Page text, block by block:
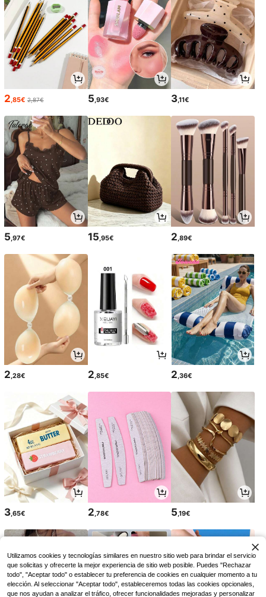
2,85€ 2,87€ 5,93€ 3,11€
5 ,97€ 15 ,95€ 2 ,89€
2,28€ 2,85€ 2,36€
3,65€ 2,78€ 5,19€
Utilizamos cookies y tecnologías similares en nuestro sitio web para brindar el servicio
que solicitas y ofrecerte la mejor experiencia de sitio web posible. Puedes "Rechazar
todo", "Aceptar todo" o establecer tu preferencia de cookies en cualquier momento a tu
elección. Al seleccionar "Aceptar todo", estableceremos todas las cookies opcionales,
que nos ayudan a analizar el tráfico, ofrecer funcionalidades mejoradas y personalizar